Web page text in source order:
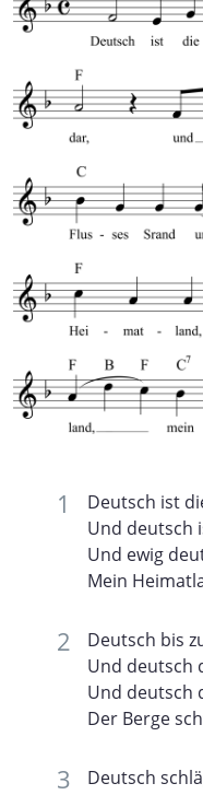
Deutsch ist
Und deutsch
Und ewig
Mein
Deutsch bis
Und deutsch
Und deutsch
Der Berge
Deutsch